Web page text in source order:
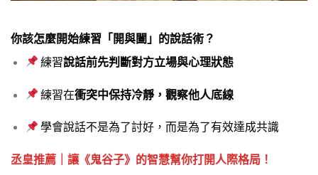
你該怎麼開始練習「開與闔」的說話術？
練習說話前先判斷對方立場與心理狀態
練習在衝突中保持冷靜，觀察他人底線
學會說話不是為了討好，而是為了有效達成共識
丞皇推薦｜讓《鬼谷子》的智慧幫你打開人際格局！